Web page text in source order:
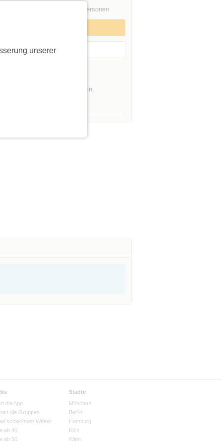
unserer
Keine Begleitpersonen
Event merken
von Initiatoren aus Berlin,
die App
die Gruppen
schlechtem Wetter
ab 40
ab 50
Städte
München
Berlin
Hamburg
Köln
Wien